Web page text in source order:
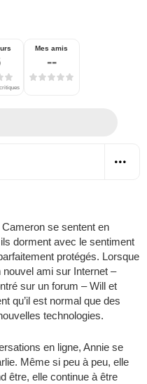
Mes amis
--
se sentent en
dorment avec le sentiment
protégés. Lorsque
ami sur Internet –
sur un forum – Will et
qu’il est normal que des
technologies.
en ligne, Annie se
Même si peu à peu, elle
être, elle continue à être